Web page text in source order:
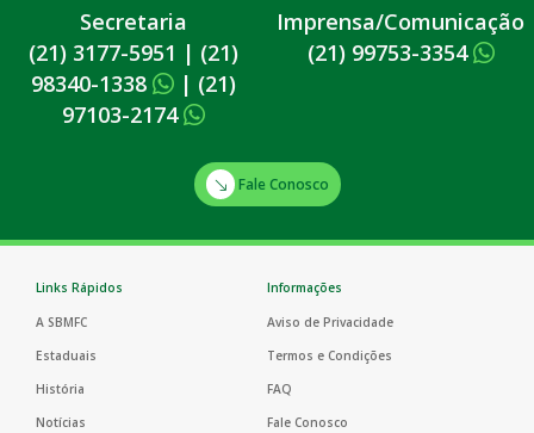
Secretaria
(21) 3177-5951 | (21)
98340-1338
| (21)
97103-2174
Imprensa/Comunicação
(21) 99753-3354
Fale Conosco
Links Rápidos
A SBMFC
Estaduais
História
Notícias
Informações
Aviso de Privacidade
Termos e Condições
FAQ
Fale Conosco